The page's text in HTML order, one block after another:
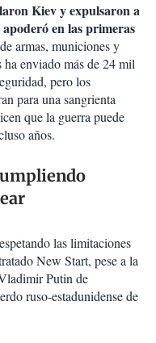
Kiev y expulsaron a
en las primeras
armas, municiones y
enviado más de 24 mil
pero los
para una sangrienta
que la guerra puede
años.
las limitaciones
New Start, pese a la
Putin de
ruso-estadunidense de